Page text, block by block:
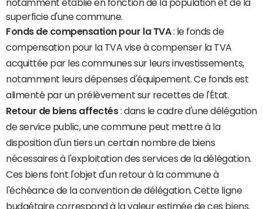
notamment établie en fonction de la population et de la
superficie d'une commune.
Fonds de compensation pour la TVA: le fonds de
compensation pour la TVA vise à compenser la TVA
acquittée par les communes sur leurs investissements,
notamment leurs dépenses d'équipement. Ce fonds est
alimenté par un prélèvement sur recettes de l'État.
Retour de biens affectés: dans le cadre d'une délégation
de service public, une commune peut mettre à la
disposition d'un tiers un certain nombre de biens
nécessaires à l'exploitation des services de la délégation.
Ces biens font l'objet d'un retour à la commune à
l'échéance de la convention de délégation. Cette ligne
budgétaire correspond à la valeur estimée de ces biens.